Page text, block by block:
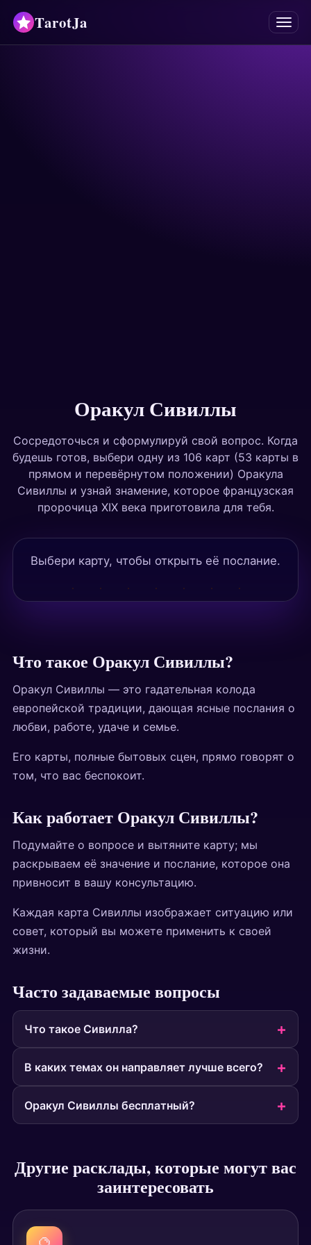
TarotJa Меню
Оракул Сивиллы
Сосредоточься и сформулируй свой вопрос. Когда
будешь готов, выбери одну из 106 карт (53 карты в
прямом и перевёрнутом положении) Оракула
Сивиллы и узнай знамение, которое французская
пророчица XIX века приготовила для тебя.
Выбери карту, чтобы открыть её послание.
Что такое Оракул Сивиллы?
Оракул Сивиллы — это гадательная колода
европейской традиции, дающая ясные послания о
любви, работе, удаче и семье.
Его карты, полные бытовых сцен, прямо говорят о
том, что вас беспокоит.
Как работает Оракул Сивиллы?
Подумайте о вопросе и вытяните карту; мы
раскрываем её значение и послание, которое она
привносит в вашу консультацию.
Каждая карта Сивиллы изображает ситуацию или
совет, который вы можете применить к своей
жизни.
Часто задаваемые вопросы
Что такое Сивилла?
В каких темах он направляет лучше всего?
Оракул Сивиллы бесплатный?
Другие расклады, которые могут вас
заинтересовать